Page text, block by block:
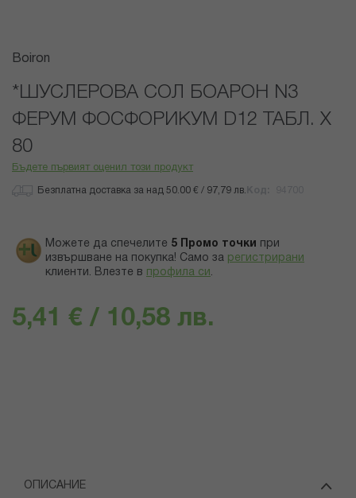
Преминете
началото
галерия
със
снимки
Boiron
*ШУСЛЕРОВА СОЛ БОАРОН N3
ФЕРУМ ФОСФОРИКУМ D12 ТАБЛ. Х
80
Бъдете първият оценил този продукт
Безплатна доставка за над 50.00 € / 97,79 лв.
Можете да спечелите 5 Промо точки
при
извършване на покупка! Само за регистрирани
клиенти. Влезте в профила си .
5,41 € / 10,58 лв.
ОПИСАНИЕ